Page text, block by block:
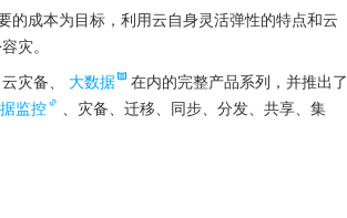
成本为目标，利用云自身灵活弹性的特点和云
灾。
灾备、
大数据
在内的完整产品系列，并推出了
监控
、灾备、迁移、同步、分发、共享、集